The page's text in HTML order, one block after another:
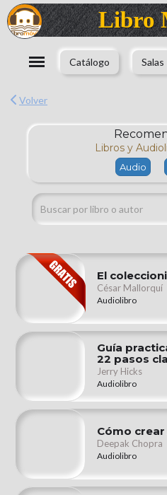
Libro
Catálogo Salas
Volver
Libros y
El
César Mallorquí
Audiolibro
Guía
22 pasos
Jerry Hicks
Audiolibro
Cómo
Deepak Chopra
Audiolibro